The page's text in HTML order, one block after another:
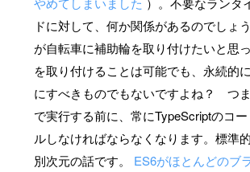
ドに対して、何か関係があるのでしょ
が自転車に補助輪を取り付けたいと思
を取り付けることは可能でも、永続的
にすべきものでもないですよね？ つ
で実行する前に、常にTypeScriptのコ
ルしなければならなくなります。標準
別次元の話です。 ES6がほとんどのブ